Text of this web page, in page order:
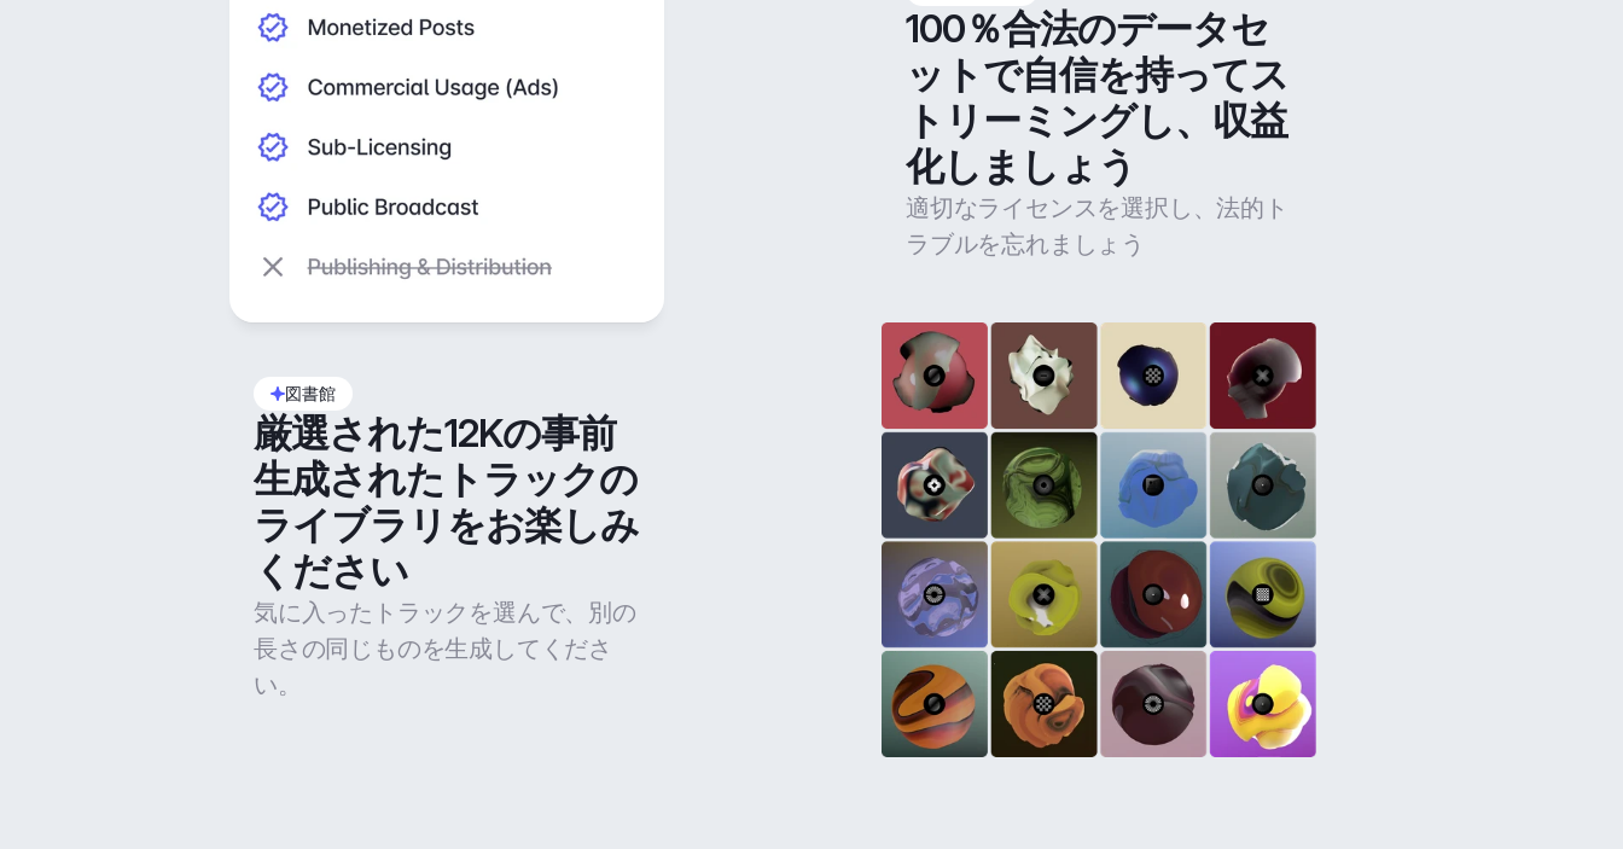
100％合法のデータセ
ットで自信を持ってス
トリーミングし、収益
化しましょう
適切なライセンスを選択し、法的ト
ラブルを忘れましょう
図書館
厳選された12Kの事前
生成されたトラックの
ライブラリをお楽しみ
ください
気に入ったトラックを選んで、別の
長さの同じものを生成してくださ
い。